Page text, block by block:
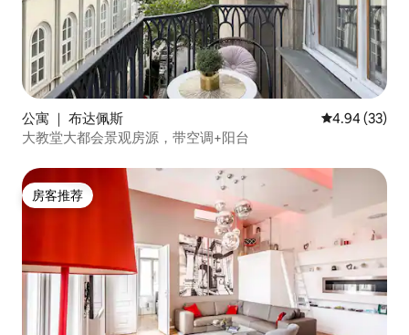
公寓 ｜ 布达佩斯 平均评分
4.94 (33)
大教堂大都会景观房源，带空调+阳台
房客推荐
房客推荐